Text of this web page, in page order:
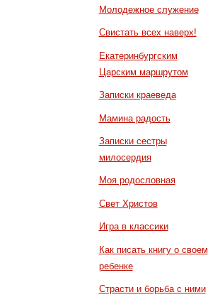
Молодежное служение
Свистать всех наверх!
Екатеринбургским
Царским маршрутом
Записки краеведа
Мамина радость
Записки сестры
милосердия
Моя родословная
Свет Христов
Игра в классики
Как писать книгу о своем
ребенке
Страсти и борьба с ними